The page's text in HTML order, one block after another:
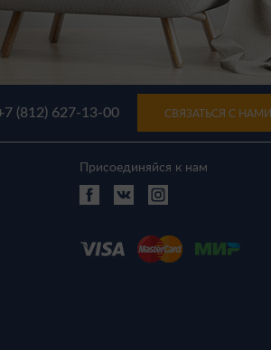
(812) 627-13-00 СВЯЗАТЬСЯ С НАМИ
Присоединяйся к нам